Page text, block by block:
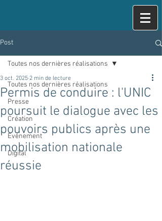
Post
Toutes nos dernières réalisations
Presse
Création
Evénement
Digital
Toutes nos dernières réalisations
Permis de conduire : l'UNIC
poursuit le dialogue avec les
pouvoirs publics après une
mobilisation nationale
réussie
3 oct. 2025 2 min de lecture